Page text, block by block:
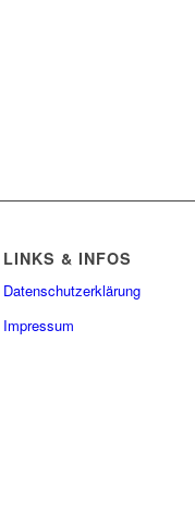
LINKS & INFOS
Datenschutzerklärung
Impressum